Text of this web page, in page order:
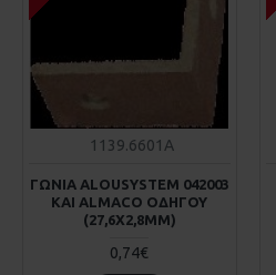
1139.6601Α
ΓΩΝΙΑ ALΟUSΥSTEM 042003
KAI ALMACO ΟΔΗΓΟΥ
(27,6Χ2,8MM)
0,74€